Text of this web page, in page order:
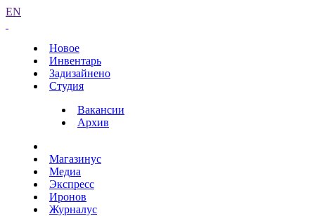
EN
Новое
Инвентарь
Задизайнено
Студия
Вакансии
Архив
Магазинус
Медиа
Экспресс
Иронов
Журналус